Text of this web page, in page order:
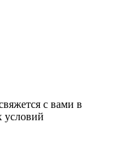
с вами в
условий